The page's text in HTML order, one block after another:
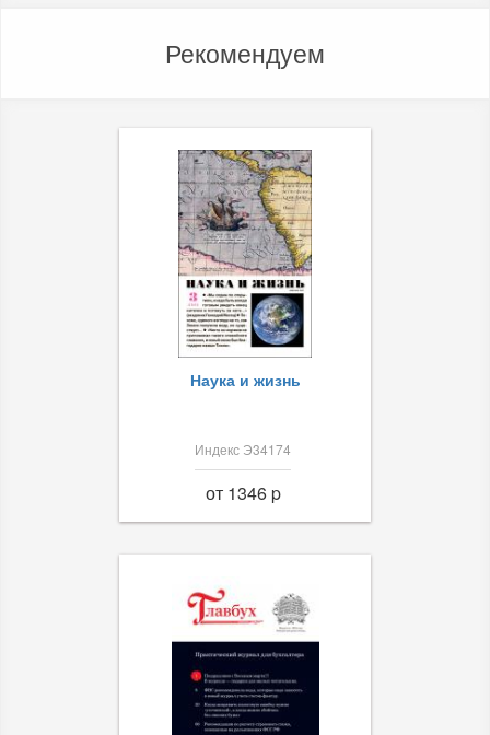
Рекомендуем
Наука и жизнь
Индекс Э34174
от 1346 p